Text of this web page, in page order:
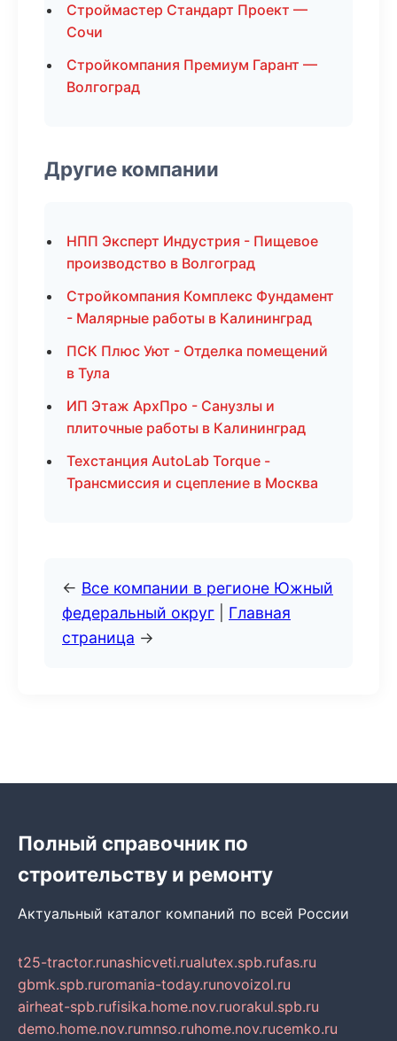
Строймастер Стандарт Проект —
Сочи
Стройкомпания Премиум Гарант —
Волгоград
Другие компании
НПП Эксперт Индустрия - Пищевое
производство в Волгоград
Стройкомпания Комплекс Фундамент
- Малярные работы в Калининград
ПСК Плюс Уют - Отделка помещений
в Тула
ИП Этаж АрхПро - Санузлы и
плиточные работы в Калининград
Техстанция AutoLab Torque -
Трансмиссия и сцепление в Москва
← Все компании в регионе Южный
федеральный округ
Главная
страница →
Полный справочник по
строительству и ремонту
Актуальный каталог компаний по всей России
t25-tractor.runashicveti.rualutex.spb.rufas.ru
gbmk.spb.ruromania-today.runovoizol.ru
airheat-spb.rufisika.home.nov.ruorakul.spb.ru
demo.home.nov.rumnso.ruhome.nov.rucemko.ru